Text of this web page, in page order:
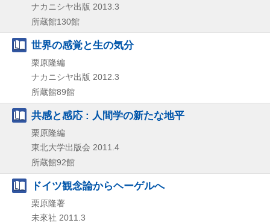
ナカニシヤ出版 2013.3
所蔵館130館
世界の感覚と生の気分
栗原隆編
ナカニシヤ出版 2012.3
所蔵館89館
共感と感応 : 人間学の新たな地平
栗原隆編
東北大学出版会 2011.4
所蔵館92館
ドイツ観念論からヘーゲルへ
栗原隆著
未來社 2011.3